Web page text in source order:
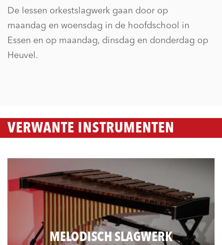
De lessen orkestslagwerk gaan door op
maandag en woensdag in de hoofdschool in
Essen en op maandag, dinsdag en donderdag op
Heuvel.
VERWANTE INSTRUMENTEN
MELODISCH SLAGWERK